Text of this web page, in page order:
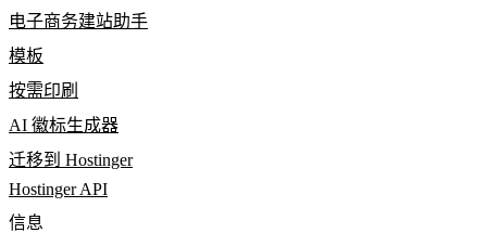
电子商务建站助手
模板
按需印刷
AI 徽标生成器
迁移到 Hostinger
Hostinger API
信息